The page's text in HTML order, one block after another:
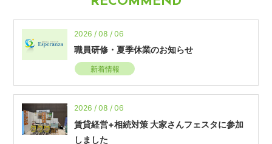
2026 / 08 / 06
職員研修・夏季休業のお知らせ
新着情報
2026 / 08 / 06
賃貸経営+相続対策 大家さんフェスタに参加
しました